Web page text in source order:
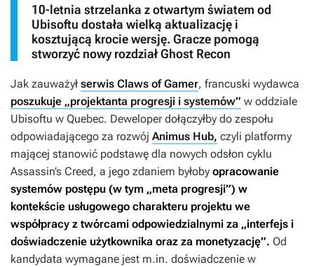
10-letnia strzelanka z otwartym światem od
Ubisoftu dostała wielką aktualizację i
kosztującą krocie wersję. Gracze pomogą
stworzyć nowy rozdział Ghost Recon
Jak zauważył serwis Claws of Gamer, francuski wydawca
poszukuje „projektanta progresji i systemów” w oddziale
Ubisoftu w Quebec. Deweloper dołączyłby do zespołu
odpowiadającego za rozwój Animus Hub, czyli platformy
mającej stanowić podstawę dla nowych odsłon cyklu
Assassin’s Creed, a jego zdaniem byłoby opracowanie
systemów postępu (w tym „meta progresji”) w
kontekście usługowego charakteru projektu we
współpracy z twórcami odpowiedzialnymi za „interfejs i
doświadczenie użytkownika oraz za monetyzację”. Od
kandydata wymagane jest m.in. doświadczenie w